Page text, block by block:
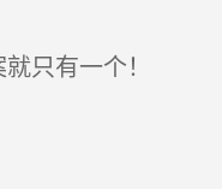
只有一个！